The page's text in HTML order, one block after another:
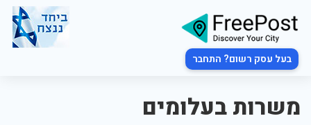
בעל עסק רשום? התחבר
משרות בעלומים